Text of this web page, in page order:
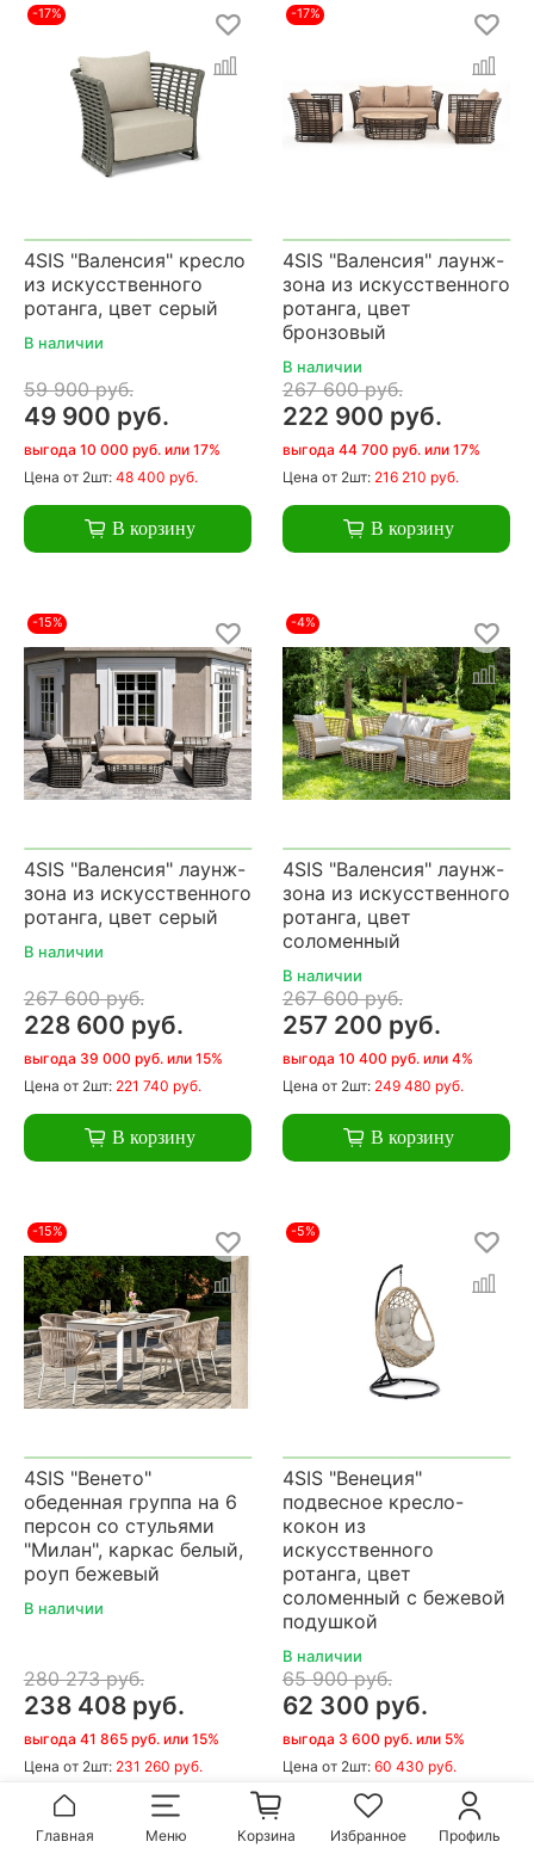
-17%
4SIS "Валенсия" кресло
из искусственного
ротанга, цвет серый
В наличии
59 900 руб.
49 900 руб.
выгода 10 000 руб. или 17%
Цена от 2шт: 48 400 руб.
В корзину
-17%
4SIS "Валенсия" лаунж-
зона из искусственного
ротанга, цвет
бронзовый
В наличии
267 600 руб.
222 900 руб.
выгода 44 700 руб. или 17%
Цена от 2шт: 216 210 руб.
В корзину
-15%
4SIS "Валенсия" лаунж-
зона из искусственного
ротанга, цвет серый
В наличии
267 600 руб.
228 600 руб.
выгода 39 000 руб. или 15%
Цена от 2шт: 221 740 руб.
В корзину
-4%
4SIS "Валенсия" лаунж-
зона из искусственного
ротанга, цвет
соломенный
В наличии
267 600 руб.
257 200 руб.
выгода 10 400 руб. или 4%
Цена от 2шт: 249 480 руб.
В корзину
-15%
4SIS "Венето"
обеденная группа на 6
персон со стульями
"Милан", каркас белый,
роуп бежевый
В наличии
280 273 руб.
238 408 руб.
выгода 41 865 руб. или 15%
Цена от 2шт: 231 260 руб.
В корзину
-5%
4SIS "Венеция"
подвесное кресло-
кокон из
искусственного
ротанга, цвет
соломенный с бежевой
подушкой
В наличии
65 900 руб.
62 300 руб.
выгода 3 600 руб. или 5%
Цена от 2шт: 60 430 руб.
В корзину
Главная Меню Корзина Избранное Профиль